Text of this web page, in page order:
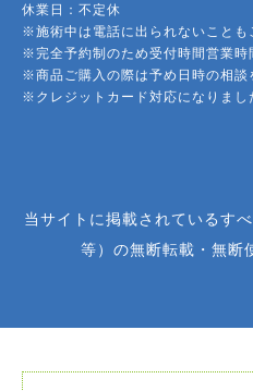
休業日：不定休
※施術中は電話に出られないことも
※完全予約制のため受付時間営業時
※商品ご購入の際は予め日時の相談
※クレジットカード対応になりま
当サイトに掲載されているす
等）の無断転載・無断